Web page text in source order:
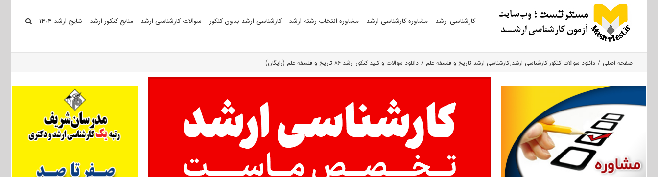
کارشناسی ارشد مشاوره کارشناسی ارشد مشاوره انتخاب رشته ارشد کارشناسی ارشد بدون کنکور سوالات کارشناسی ارشد منابع کنکور ارشد نتایج ارشد ۱۴۰۴
صفحه اصلی دانلود سوالات کنکور کارشناسی ارشد کارشناسی ارشد تاریخ و فلسفه علم دانلود سوالات و کلید کنکور ارشد ۸۶ تاریخ و فلسفه‌ علم‌ (رایگان)